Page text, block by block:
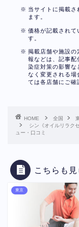
当サイトに掲載さ
ます。
価格が記載されて
す。
掲載店舗や施設の
報などは、記事配
染症対策の影響な
なく変更される場
ては各店舗にご確
HOME 全国
シン《オイルリラク
ュー・口コミ
こちらも
東京